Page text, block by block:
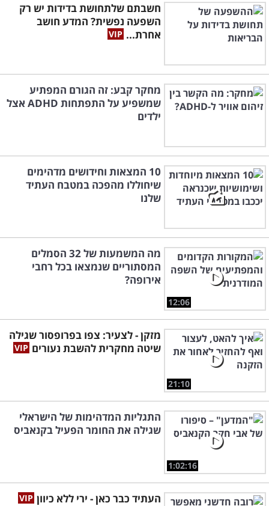
חשבתם שלתחושת בדידות יש רק
השפעה נפשית? המדע חושב
אחרת...
מחקר קבע: זה הגורם המפתיע
שמשפיע על התפתחות ADHD אצל
ילדים
10 המצאות וחידושים מדהימים
שיחוללו מהפכה במטבח העתיד
שלנו
12:06
מה המשמעות של 32 הסמלים
המסתוריים שנמצאו בכל רחבי
אירופה?
21:10
מזקן - לצעיר: צפו בפרופסור שגילה
שיטה מחקרית להשבת נעורים
1:02:16
התגליות המדהימות של הישראלי
שגילה את החומר הפעיל בקנאביס
העתיד כבר כאן - ירי ללא כיוון